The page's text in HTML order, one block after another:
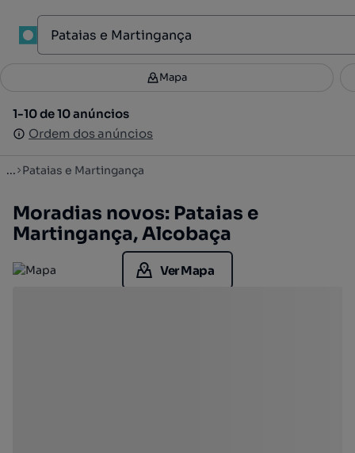
Filtros 3
1-10 de 10 anúncios
Ordem dos anúncios
Mapa
1-10 de 10 anúncios
Ordem dos anúncios
... Pataias e Martingança
Moradias novos: Pataias e
Martingança, Alcobaça
Ver Mapa